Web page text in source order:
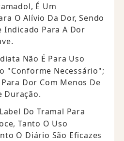
É Um
O Alívio Da Dor, Sendo
Indicado Para A Dor
Não É Para Uso
"conforme Necessário";
Para Dor Com Menos De
Duração.
Do Tramal Para
Tanto O Uso
O Diário São Eficazes